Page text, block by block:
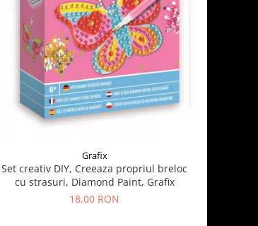
Grafix
Set creativ DIY, Creeaza propriul breloc
cu strasuri, Diamond Paint, Grafix
18,00 RON